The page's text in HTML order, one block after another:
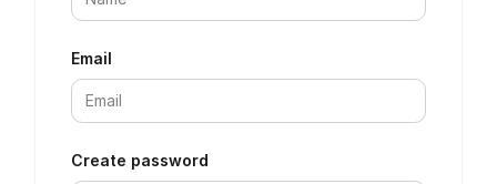
Email
Create password